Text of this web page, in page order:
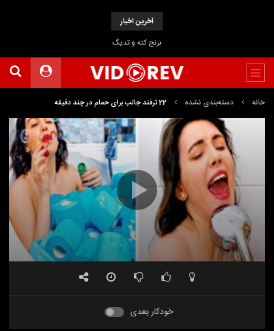
آخرین اخبار
برنج کته و تدیگ
خانه دسته‌بندی نشده 22 ترفند جالب برای حمام در چند دقیقه
Media error: Format(s) not supported or source(s) not found
دریافت پرونده: https://www.uploadbag.com/ofiles/ed72f1ddeea64e7eb952777975f7a3d1/22-
interesting-tricks-for-bathing-in-a-few-minutes.mp4
خودکار بعدی